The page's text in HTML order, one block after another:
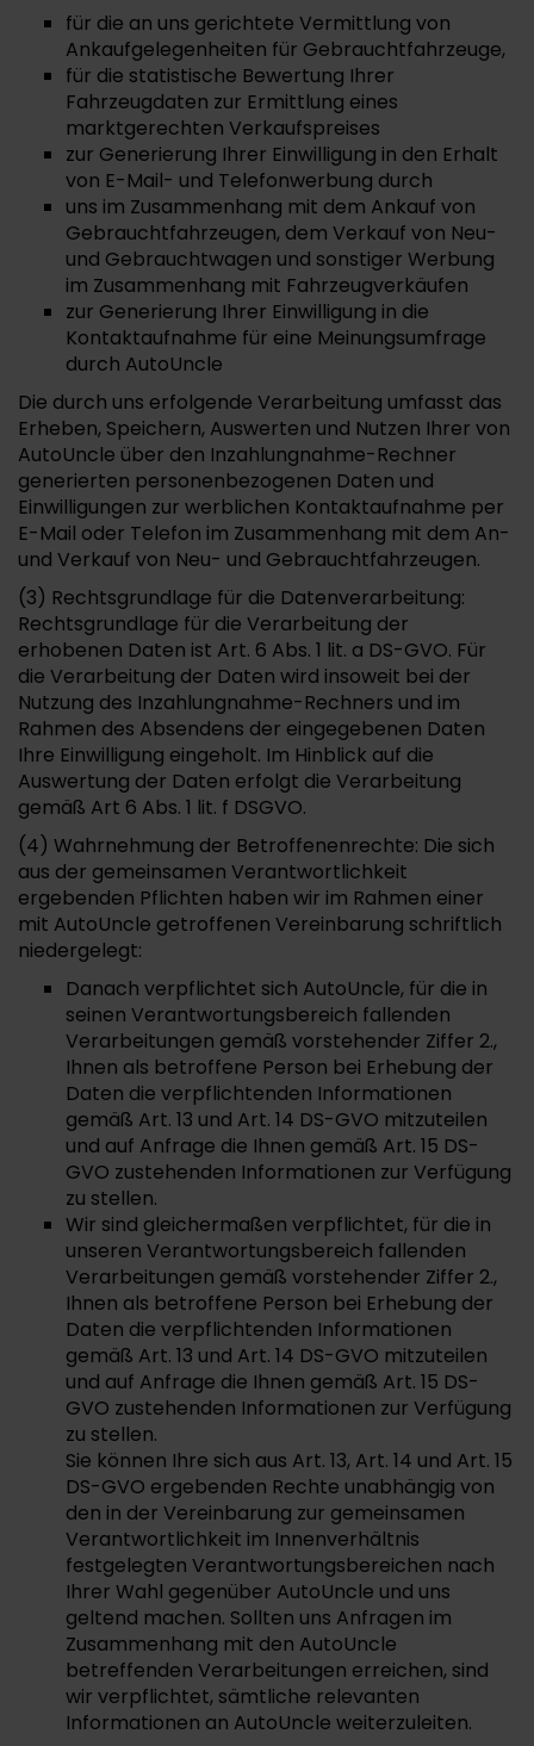
für die an uns gerichtete Vermittlung von
Ankaufgelegenheiten für Gebrauchtfahrzeuge,
für die statistische Bewertung Ihrer
Fahrzeugdaten zur Ermittlung eines
marktgerechten Verkaufspreises
zur Generierung Ihrer Einwilligung in den Erhalt
von E-Mail- und Telefonwerbung durch
uns im Zusammenhang mit dem Ankauf von
Gebrauchtfahrzeugen, dem Verkauf von Neu-
und Gebrauchtwagen und sonstiger Werbung
im Zusammenhang mit Fahrzeugverkäufen
zur Generierung Ihrer Einwilligung in die
Kontaktaufnahme für eine Meinungsumfrage
durch AutoUncle
Die durch uns erfolgende Verarbeitung umfasst das
Erheben, Speichern, Auswerten und Nutzen Ihrer von
AutoUncle über den Inzahlungnahme-Rechner
generierten personenbezogenen Daten und
Einwilligungen zur werblichen Kontaktaufnahme per
E-Mail oder Telefon im Zusammenhang mit dem An-
und Verkauf von Neu- und Gebrauchtfahrzeugen.
(3) Rechtsgrundlage für die Datenverarbeitung:
Rechtsgrundlage für die Verarbeitung der
erhobenen Daten ist Art. 6 Abs. 1 lit. a DS-GVO. Für
die Verarbeitung der Daten wird insoweit bei der
Nutzung des Inzahlungnahme-Rechners und im
Rahmen des Absendens der eingegebenen Daten
Ihre Einwilligung eingeholt. Im Hinblick auf die
Auswertung der Daten erfolgt die Verarbeitung
gemäß Art 6 Abs. 1 lit. f DSGVO.
(4) Wahrnehmung der Betroffenenrechte: Die sich
aus der gemeinsamen Verantwortlichkeit
ergebenden Pflichten haben wir im Rahmen einer
mit AutoUncle getroffenen Vereinbarung schriftlich
niedergelegt:
Danach verpflichtet sich AutoUncle, für die in
seinen Verantwortungsbereich fallenden
Verarbeitungen gemäß vorstehender Ziffer 2.,
Ihnen als betroffene Person bei Erhebung der
Daten die verpflichtenden Informationen
gemäß Art. 13 und Art. 14 DS-GVO mitzuteilen
und auf Anfrage die Ihnen gemäß Art. 15 DS-
GVO zustehenden Informationen zur Verfügung
zu stellen.
Wir sind gleichermaßen verpflichtet, für die in
unseren Verantwortungsbereich fallenden
Verarbeitungen gemäß vorstehender Ziffer 2.,
Ihnen als betroffene Person bei Erhebung der
Daten die verpflichtenden Informationen
gemäß Art. 13 und Art. 14 DS-GVO mitzuteilen
und auf Anfrage die Ihnen gemäß Art. 15 DS-
GVO zustehenden Informationen zur Verfügung
zu stellen.
Sie können Ihre sich aus Art. 13, Art. 14 und Art. 15
DS-GVO ergebenden Rechte unabhängig von
den in der Vereinbarung zur gemeinsamen
Verantwortlichkeit im Innenverhältnis
festgelegten Verantwortungsbereichen nach
Ihrer Wahl gegenüber AutoUncle und uns
geltend machen. Sollten uns Anfragen im
Zusammenhang mit den AutoUncle
betreffenden Verarbeitungen erreichen, sind
wir verpflichtet, sämtliche relevanten
Informationen an AutoUncle weiterzuleiten.